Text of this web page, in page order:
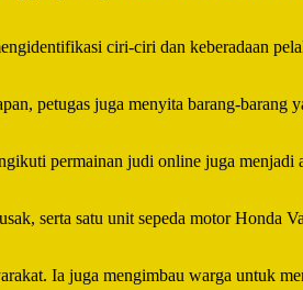
ciri-ciri dan keberadaan
petugas juga menyita barang-barang
permainan judi online juga menjadi
serta satu unit sepeda motor Honda
Ia juga mengimbau warga untuk